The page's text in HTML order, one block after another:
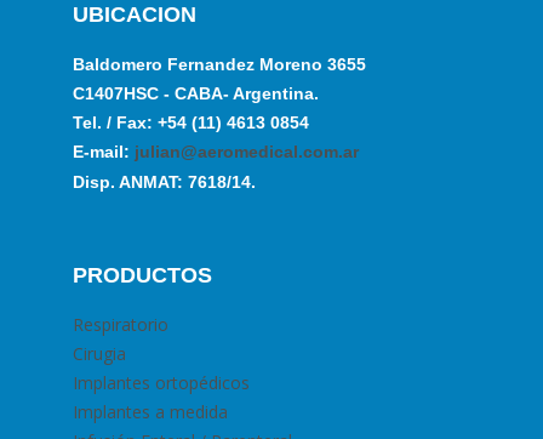
UBICACION
Baldomero Fernandez Moreno 3655
C1407HSC - CABA- Argentina.
Tel. / Fax: +54 (11) 4613 0854
E-mail: julian@aeromedical.com.ar
Disp. ANMAT: 7618/14.
PRODUCTOS
Respiratorio
Cirugia
Implantes ortopédicos
Implantes a medida